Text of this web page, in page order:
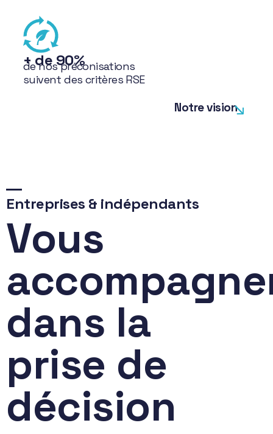
+ de 90%
de nos préconisations
suivent des critères RSE
Notre vision
Entreprises & indépendants
Vous
dans la
prise de
décision